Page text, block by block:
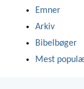
Emner
Arkiv
Bibelbøger
Mest